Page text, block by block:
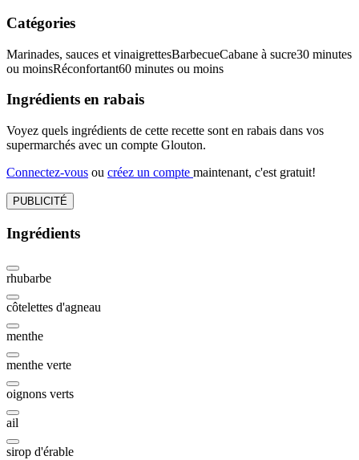
Catégories
Marinades, sauces et vinaigrettesBarbecueCabane à sucre30 minutes
ou moinsRéconfortant60 minutes ou moins
Ingrédients en rabais
Voyez quels ingrédients de cette recette sont en rabais dans vos
supermarchés avec un compte Glouton.
Connectez-vous ou créez un compte maintenant, c'est gratuit!
PUBLICITÉ
Ingrédients
rhubarbe
côtelettes d'agneau
menthe
menthe verte
oignons verts
ail
sirop d'érable